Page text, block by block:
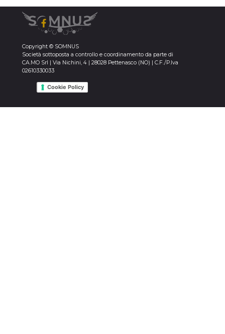
Privacy Policy
Cookie Policy
Copyright © SOMNUS
Società sottoposta a controllo e coordinamento da parte di
CA.MO Srl | Via Nichini, 4 | 28028 Pettenasco (NO) | C.F./P.Iva
02610330033